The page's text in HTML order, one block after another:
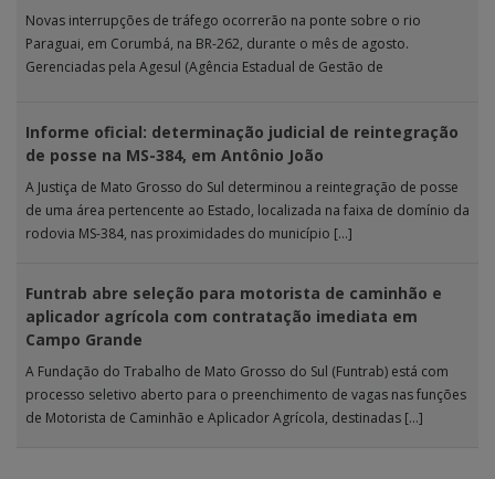
Novas interrupções de tráfego ocorrerão na ponte sobre o rio
Paraguai, em Corumbá, na BR-262, durante o mês de agosto.
Gerenciadas pela Agesul (Agência Estadual de Gestão de
Informe oficial: determinação judicial de reintegração
de posse na MS-384, em Antônio João
A Justiça de Mato Grosso do Sul determinou a reintegração de posse
de uma área pertencente ao Estado, localizada na faixa de domínio da
rodovia MS-384, nas proximidades do município […]
Funtrab abre seleção para motorista de caminhão e
aplicador agrícola com contratação imediata em
Campo Grande
A Fundação do Trabalho de Mato Grosso do Sul (Funtrab) está com
processo seletivo aberto para o preenchimento de vagas nas funções
de Motorista de Caminhão e Aplicador Agrícola, destinadas […]